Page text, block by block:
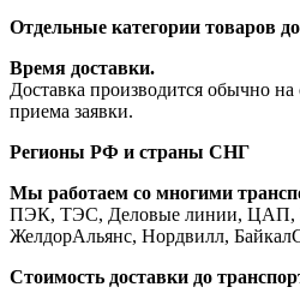
Отдельные категории товаров
Время доставки.
Доставка производится обычно
приема заявки.
Регионы РФ и страны СНГ
Мы работаем со многими
ПЭК, ТЭС, Деловые линии, ЦАП,
ЖелдорАльянс, Нордвилл,
Стоимость доставки до